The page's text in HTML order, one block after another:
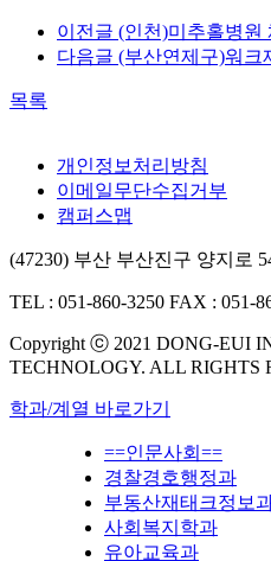
이전글 (인천)미추홀병원
다음글 (부산연제구)워크
목록
개인정보처리방침
이메일무단수집거부
캠퍼스맵
(47230) 부산 부산진구 양지로
TEL : 051-860-3250 FAX : 051-
Copyright ⓒ 2021 DONG-EUI
TECHNOLOGY. ALL RIGHTS
학과/계열 바로가기
==인문사회==
경찰경호행정과
부동산재태크정보
사회복지학과
유아교육과